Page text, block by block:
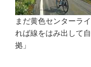
まだ黄色センターラ
れば線をはみ出して
拠」